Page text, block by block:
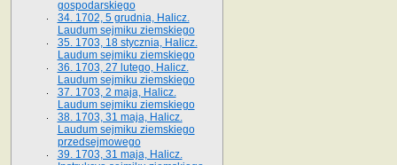
gospodarskiego
34. 1702, 5 grudnia, Halicz.
Laudum sejmiku ziemskiego
35. 1703, 18 stycznia, Halicz.
Laudum sejmiku ziemskiego
36. 1703, 27 lutego, Halicz.
Laudum sejmiku ziemskiego
37. 1703, 2 maja, Halicz.
Laudum sejmiku ziemskiego
38. 1703, 31 maja, Halicz.
Laudum sejmiku ziemskiego
przedsejmowego
39. 1703, 31 maja, Halicz.